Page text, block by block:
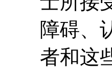
障碍、
者和这